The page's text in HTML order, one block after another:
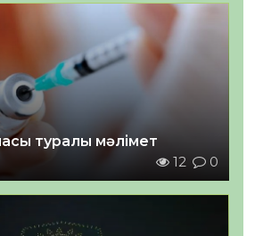
туралы мәлімет
12 0